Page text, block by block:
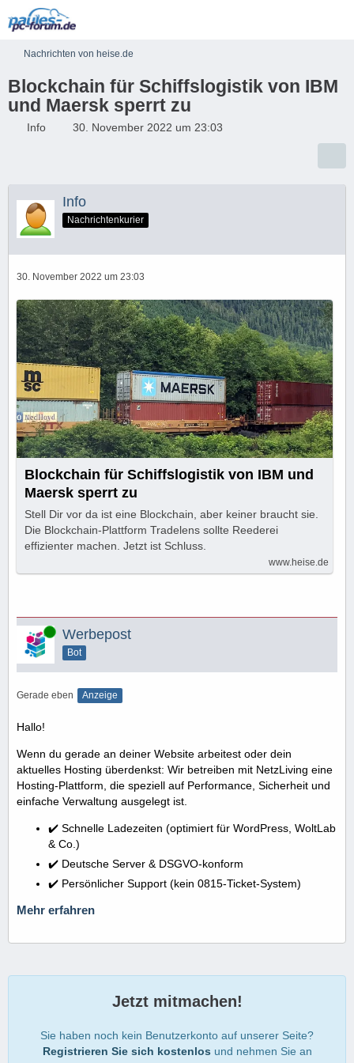
Nachrichten von heise.de
Blockchain für Schiffslogistik von IBM
und Maersk sperrt zu
Info 30. November 2022 um 23:03
Info
Nachrichtenkurier
30. November 2022 um 23:03
Blockchain für Schiffslogistik von IBM und
Maersk sperrt zu
Stell Dir vor da ist eine Blockchain, aber keiner braucht sie.
Die Blockchain-Plattform Tradelens sollte Reederei
effizienter machen. Jetzt ist Schluss.
www.heise.de
Online Werbepost
Bot
Gerade eben Anzeige
Hallo!
Wenn du gerade an deiner Website arbeitest oder dein
aktuelles Hosting überdenkst: Wir betreiben mit NetzLiving eine
Hosting-Plattform, die speziell auf Performance, Sicherheit und
einfache Verwaltung ausgelegt ist.
✔️ Schnelle Ladezeiten (optimiert für WordPress, WoltLab
& Co.)
✔️ Deutsche Server & DSGVO-konform
✔️ Persönlicher Support (kein 0815-Ticket-System)
Mehr erfahren
Jetzt mitmachen!
Sie haben noch kein Benutzerkonto auf unserer Seite?
Registrieren Sie sich kostenlos und nehmen Sie an